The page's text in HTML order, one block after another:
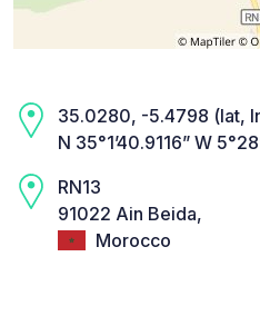
35.0280, -5.4798 (lat,
N 35°1’40.9116” W
RN13
91022 Ain Beida,
Morocco